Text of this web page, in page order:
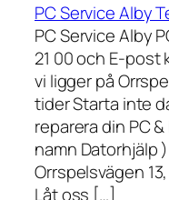
PC Service Alby
PC Service Alby
21 00 och E-
vi ligger på
tider Starta inte
reparera din PC
namn Datorhjälp
Orrspelsvägen
Låt oss […]